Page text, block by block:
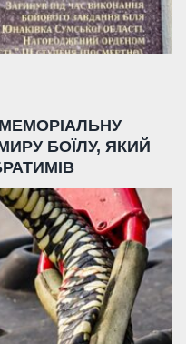
БОЇЛУ, ЯКИЙ